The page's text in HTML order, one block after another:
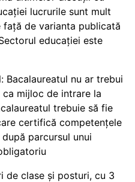
lucrurile sunt mult
de varianta publicată
educației este
Bacalaureatul nu ar trebui
mijloc de intrare la
trebuie să fie
certifică competențele
parcursul unui
de clase și posturi, cu 3